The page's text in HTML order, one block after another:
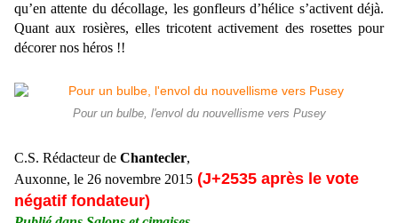
qu’en attente du décollage, les gonfleurs d’hélice s’activent déjà.
Quant aux rosières, elles tricotent activement des rosettes pour
décorer nos héros !!
Pour un bulbe, l'envol du nouvellisme vers Pusey
C.S. Rédacteur de Chantecler,
Auxonne, le 26 novembre 2015 (J+2535 après le vote
négatif fondateur)